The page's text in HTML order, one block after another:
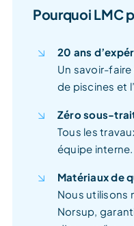
Pourquoi LMC
20 ans
Un savoir-
de piscines et
Zéro sous-
Tous les
équipe interne.
Matériaux de
Nous utilisons
Norsup,